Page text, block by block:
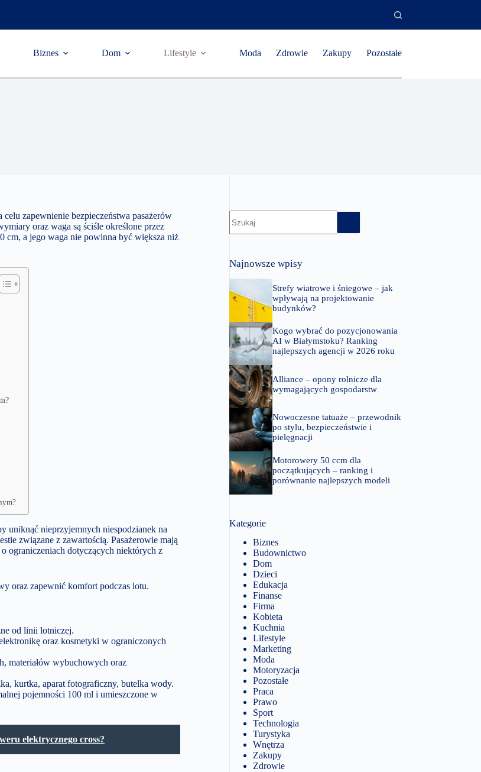
Biznes Dom Lifestyle Moda Zdrowie Zakupy Pozostałe
zapewnienie bezpieczeństwa pasażerów
oraz waga są ściśle określone przez
cm, a jego waga nie powinna być większa niż
uniknąć nieprzyjemnych niespodzianek na
związane z zawartością. Pasażerowie mają
ograniczeniach dotyczących niektórych z
oraz zapewnić komfort podczas lotu.
od linii lotniczej.
oraz kosmetyki w ograniczonych
materiałów wybuchowych oraz
kurtka, aparat fotograficzny, butelka wody.
pojemności 100 ml i umieszczone w
elektrycznego cross?
wyników
Najnowsze wpisy
Strefy wiatrowe i śniegowe – jak
wpływają na projektowanie
budynków?
Kogo wybrać do pozycjonowania
AI w Białymstoku? Ranking
najlepszych agencji w 2026 roku
Alliance – opony rolnicze dla
wymagających gospodarstw
Nowoczesne tatuaże – przewodnik
po stylu, bezpieczeństwie i
pielęgnacji
Motorowery 50 ccm dla
początkujących – ranking i
porównanie najlepszych modeli
Kategorie
Biznes
Budownictwo
Dom
Dzieci
Edukacja
Finanse
Firma
Kobieta
Kuchnia
Lifestyle
Marketing
Moda
Motoryzacja
Pozostałe
Praca
Prawo
Sport
Technologia
Turystyka
Wnętrza
Zakupy
Zdrowie